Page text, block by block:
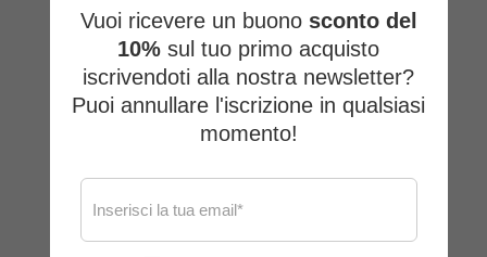
Stile :
Normale
Vuoi ricevere un buono sconto del
10% sul tuo primo acquisto
iscrivendoti alla nostra newsletter?
Puoi annullare l'iscrizione in qualsiasi
momento!